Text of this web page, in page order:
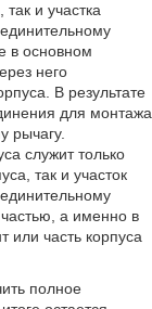
и участка
в основном
него
В результате
для монтажа
рычагу.
служит только
так и участок
а именно в
или часть корпуса
полное